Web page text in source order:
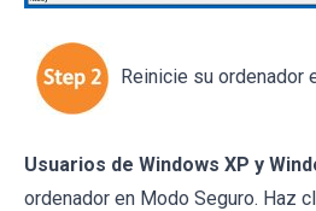
Reinicie su ordenador
Usuarios de Windows XP y
ordenador en Modo Seguro. Haz